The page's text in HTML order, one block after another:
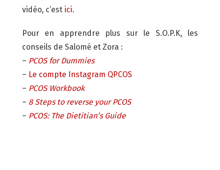
vidéo, c’est ici.
Pour en apprendre plus sur le S.O.P.K, les
conseils de Salomé et Zora :
– PCOS for Dummies
– Le compte Instagram QPCOS
– PCOS Workbook
– 8 Steps to reverse your PCOS
– PCOS: The Dietitian’s Guide